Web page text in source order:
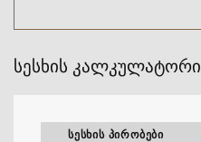
სესხის კალკულატორი
ᲡᲔᲡᲮᲘᲡ ᲞᲘᲠᲝᲑᲔᲑᲘ